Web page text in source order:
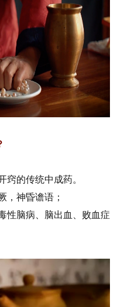
的传统中成药。
，神昏谵语；
性脑病、脑出血、败血症